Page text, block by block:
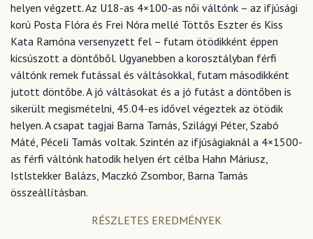
helyen végzett. Az U18-as 4×100-as női váltónk – az ifjúsági
korú Posta Flóra és Frei Nóra mellé Töttős Eszter és Kiss
Kata Ramóna versenyzett fel – futam ötödikként éppen
kicsúszott a döntőből. Ugyanebben a korosztályban férfi
váltónk remek futással és váltásokkal, futam másodikként
jutott döntőbe. A jó váltásokat és a jó futást a döntőben is
sikerült megismételni, 45.04-es idővel végeztek az ötödik
helyen. A csapat tagjai Barna Tamás, Szilágyi Péter, Szabó
Máté, Péceli Tamás voltak. Szintén az ifjúságiaknál a 4×1500-
as férfi váltónk hatodik helyen ért célba Hahn Máriusz,
Istlstekker Balázs, Maczkó Zsombor, Barna Tamás
összeállításban.
RÉSZLETES EREDMÉNYEK